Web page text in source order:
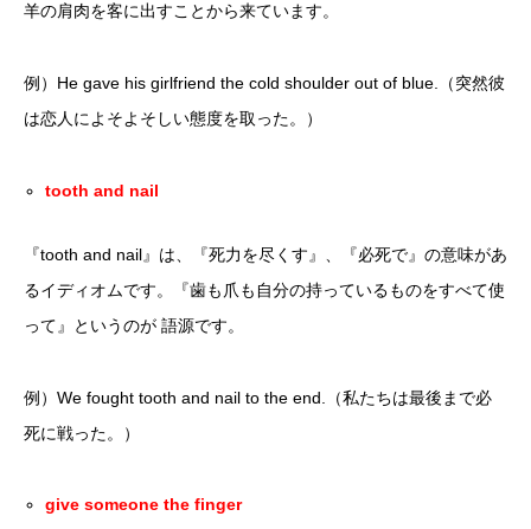
羊の肩肉を客に出すことから来ています。
例）He gave his girlfriend the cold shoulder out of blue.（突然彼
は恋人によそよそしい態度を取った。）
tooth and nail
『tooth and nail』は、『死力を尽くす』、『必死で』の意味があ
るイディオムです。『歯も爪も自分の持っているものをすべて使
って』というのが 語源です。
例）We fought tooth and nail to the end.（私たちは最後まで必
死に戦った。）
give someone the finger